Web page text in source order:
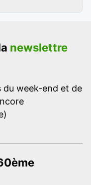
newslettre
du week-end et de